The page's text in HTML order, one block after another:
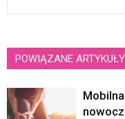
POWIĄZANE ARTYKUŁY